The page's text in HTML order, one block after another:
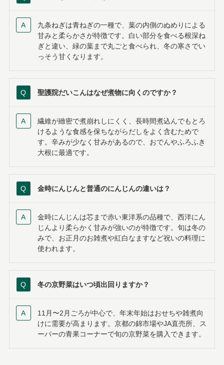
九条ねぎは青ねぎの一種で、葉の内側のぬめりによる
甘みと柔らかさが特徴です。白い部分を食べる根深ね
ぎと違い、緑の葉まで丸ごと食べられ、冬の寒さでい
っそう甘くなります。
聖護院だいこんはなぜ煮物に向くのですか？
繊維が緻密で煮崩れしにくく、長時間煮込んでもとろ
けるような食感を保ちながらだしをよく含むためで
す。辛みが少なく甘みがあるので、おでんやふろふき
大根に最適です。
金時にんじんと普通のにんじんの違いは？
金時にんじんは芯まで赤い東洋系の品種で、西洋にん
じんより柔らかく甘みが強いのが特徴です。旬は冬の
みで、お正月のお雑煮や紅白なますなど祝いの料理に
使われます。
冬の京野菜はいつ頃出回りますか？
11月〜2月ごろが中心で、年末年始はおせちや雑煮向
けに需要が高まります。京都の錦市場やJA直売所、ス
ーパーの青果コーナーで旬の京野菜を購入できます。